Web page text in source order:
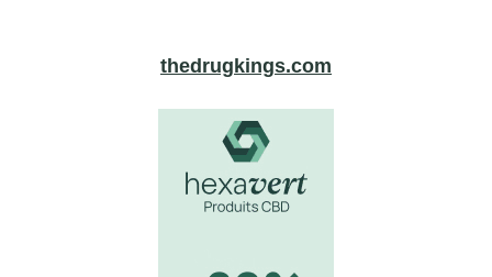
thedrugkings.com